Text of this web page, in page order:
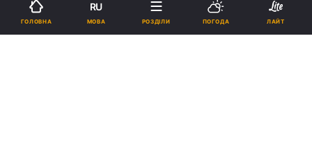
Підпишіться на нас в Google
ГОЛОВНА
RU
МОВА РОЗДІЛИ ПОГОДА ЛАЙТ